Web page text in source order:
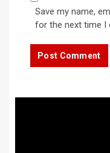
Save my name,
for the next time I